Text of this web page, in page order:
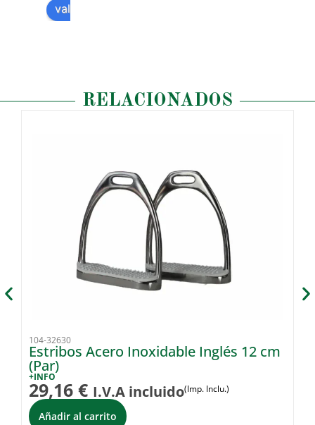
valóranos en
RELACIONADOS
104-32630
Estribos Acero Inoxidable Inglés 12 cm
(Par)
+INFO
29,16 € I.V.A incluido(Imp. Inclu.)
Añadir al carrito